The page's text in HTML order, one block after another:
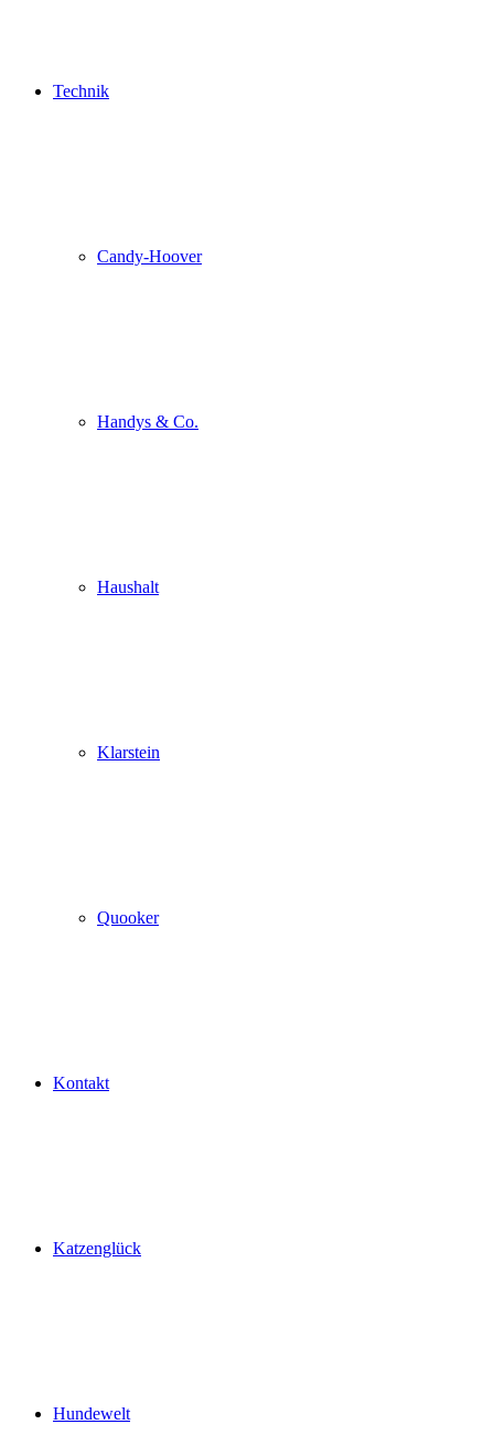
Technik
Candy-Hoover
Handys & Co.
Haushalt
Klarstein
Quooker
Kontakt
Katzenglück
Hundewelt